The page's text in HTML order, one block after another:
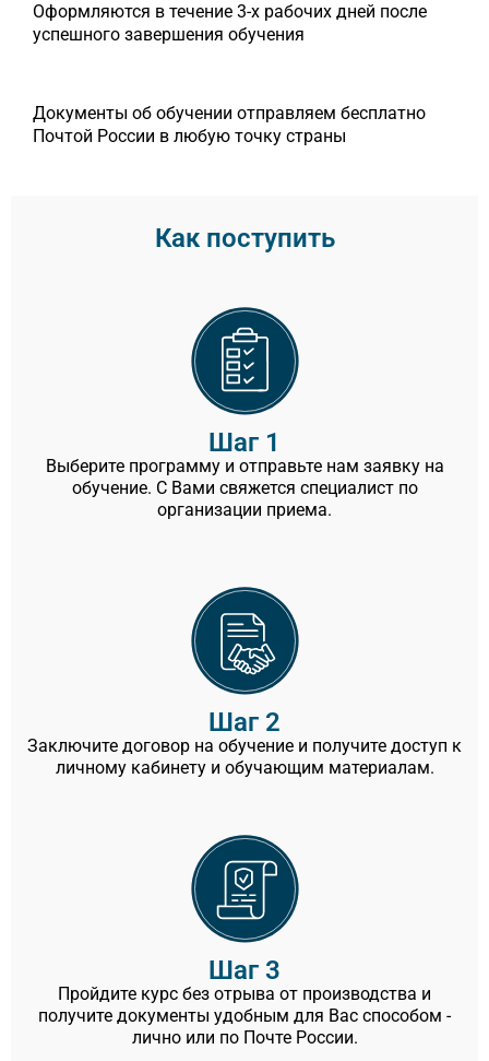
Оформляются в течение 3-х рабочих дней после
успешного завершения обучения
Документы об обучении отправляем бесплатно
Почтой России в любую точку страны
Как поступить
Шаг 1
Выберите программу и отправьте нам заявку на
обучение. С Вами свяжется специалист по
организации приема.
Шаг 2
Заключите договор на обучение и получите доступ к
личному кабинету и обучающим материалам.
Шаг 3
Пройдите курс без отрыва от производства и
получите документы удобным для Вас способом -
лично или по Почте России.